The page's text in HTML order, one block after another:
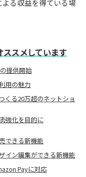
る収益を得ている場
スメしています
提供開始
用の魅力
くる20万超のネットショ
強化を目的に
できる新機能
イン編集ができる新機能
Payに対応